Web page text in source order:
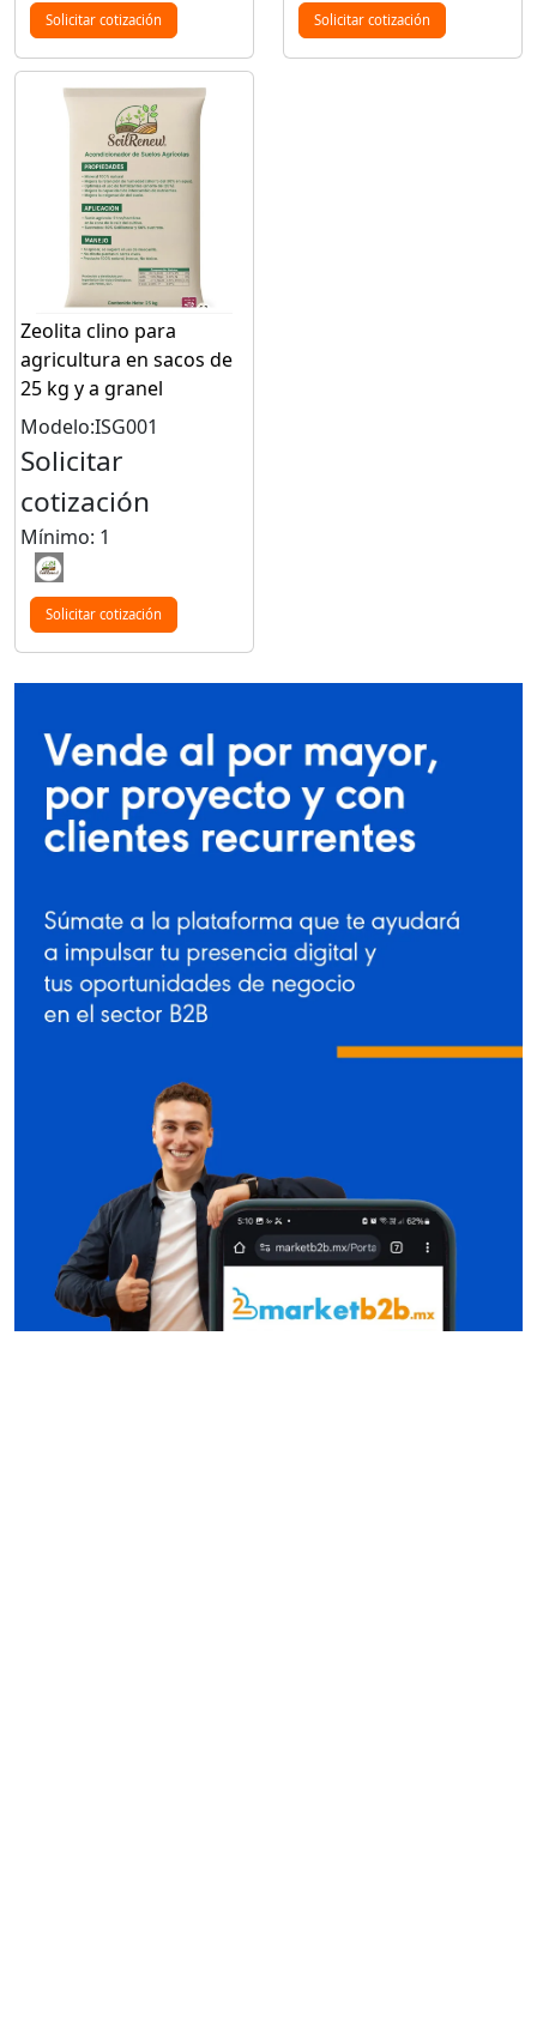
Solicitar cotización Solicitar cotización
Zeolita clino para
agricultura en sacos de
25 kg y a granel
Modelo:ISG001
Solicitar
cotización
Mínimo: 1
Solicitar cotización